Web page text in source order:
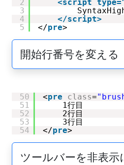
2
3
4
5
<script
</script>
</pre>
開始行番号を変える
50
51
52
53
54
<pre class=
1行目
2行目
3行目
</pre>
ツールバーを非表示